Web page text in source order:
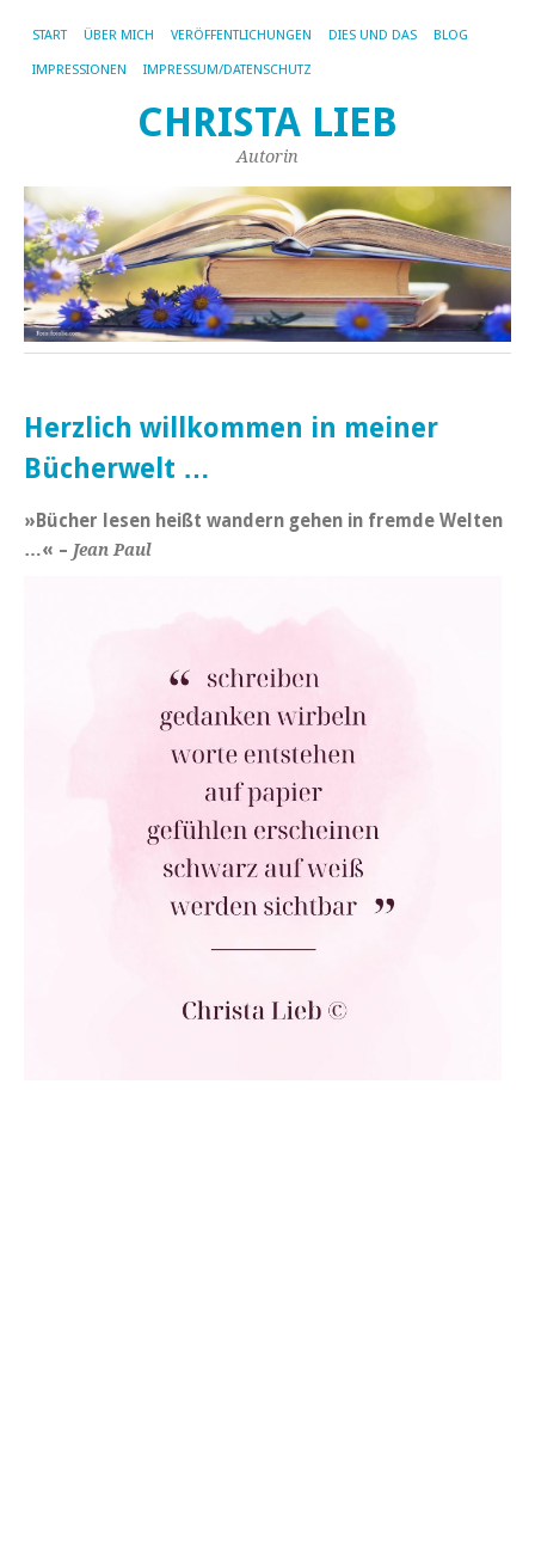
START ÜBER MICH VERÖFFENTLICHUNGEN DIES UND DAS BLOG
IMPRESSIONEN IMPRESSUM/DATENSCHUTZ
CHRISTA LIEB
Autorin
Herzlich willkommen in meiner
Bücherwelt …
»Bücher lesen heißt wandern gehen in fremde Welten
…« – Jean Paul